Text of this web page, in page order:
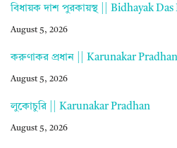
বিধায়ক দাশ পুরকায়স্থ || Bidhayak
August 5, 2026
করুণাকর প্রধান || Karunakar Pradhan
August 5, 2026
লুকোচুরি || Karunakar Pradhan
August 5, 2026